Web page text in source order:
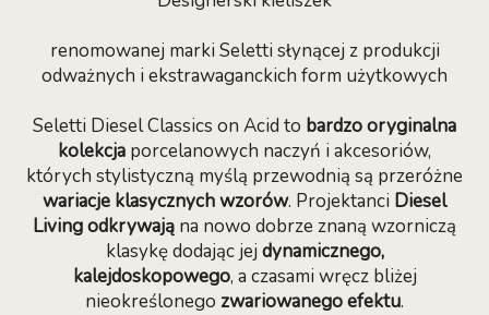
renomowanej marki Seletti słynącej z produkcji
odważnych i ekstrawaganckich form użytkowych
Seletti Diesel Classics on Acid to bardzo oryginalna
kolekcja porcelanowych naczyń i akcesoriów,
których stylistyczną myślą przewodnią są przeróżne
wariacje klasycznych wzorów. Projektanci Diesel
Living odkrywają na nowo dobrze znaną wzorniczą
klasykę dodając jej dynamicznego,
kalejdoskopowego, a czasami wręcz bliżej
nieokreślonego zwariowanego efektu.